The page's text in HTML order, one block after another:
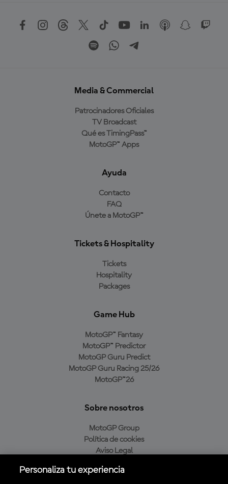
Media & Commercial
Patrocinadores Oficiales
TV Broadcast
Qué es TimingPass™
MotoGP™ Apps
Ayuda
Contacto
FAQ
Únete a MotoGP™
Tickets & Hospitality
Tickets
Hospitality
Packages
Game Hub
MotoGP™ Fantasy
MotoGP™ Predictor
MotoGP Guru Predict
MotoGP Guru Racing 25/26
MotoGP™26
Sobre nosotros
MotoGP Group
Política de cookies
Aviso Legal
Política de compra
Personaliza tu experiencia